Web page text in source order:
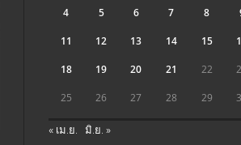
4 5 6 7 8
11 12 13 14 15
18 19 20 21 22
25 26 27 28 29
« เม.ย. มิ.ย. »